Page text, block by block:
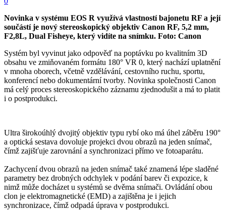
Novinka v systému EOS R využívá vlastností bajonetu RF a její
součástí je nový stereoskopický objektiv Canon RF, 5,2 mm,
F2,8L, Dual Fisheye, který vidíte na snímku. Foto: Canon
Systém byl vyvinut jako odpověď na poptávku po kvalitním 3D
obsahu ve zmiňovaném formátu 180° VR 0, který nachází uplatnění
v mnoha oborech, včetně vzdělávání, cestovního ruchu, sportu,
konferencí nebo dokumentární tvorby. Novinka společnosti Canon
má celý proces stereoskopického záznamu zjednodušit a má to platit
i o postprodukci.
Ultra širokoúhlý dvojitý objektiv typu rybí oko má úhel záběru 190°
a optická sestava dovoluje projekci dvou obrazů na jeden snímač,
čímž zajišťuje zarovnání a synchronizaci přímo ve fotoaparátu.
Zachycení dvou obrazů na jeden snímač také znamená lépe sladěné
parametry bez drobných odchylek v podání barev či expozice, k
nimž může docházet u systémů se dvěma snímači. Ovládání obou
clon je elektromagnetické (EMD) a zajištěna je i jejich
synchronizace, čímž odpadá úprava v postprodukci.